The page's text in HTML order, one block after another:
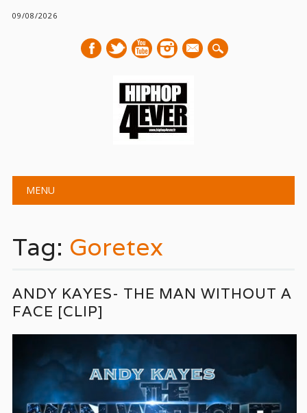
09/08/2026
mail
Main menu
MENU
Tag: Goretex
ANDY KAYES- THE MAN WITHOUT A
FACE [CLIP]